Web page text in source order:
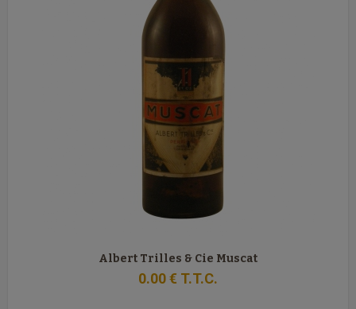
Albert Trilles & Cie Muscat
0.00€ T.T.C.